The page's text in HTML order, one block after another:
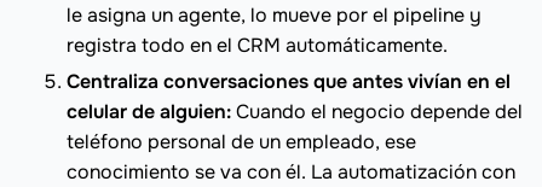
le asigna un agente, lo mueve por el pipeline y
registra todo en el CRM automáticamente.
Centraliza conversaciones que antes vivían en el
celular de alguien:Cuando el negocio depende del
teléfono personal de un empleado, ese
conocimiento se va con él. La automatización con